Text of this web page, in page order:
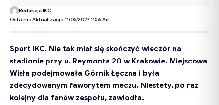
Ostatnia Aktualizacja: 11/05/2022 11:55 Am
Redakcja IKC
Sport IKC. Nie tak miał się skończyć wieczór na
stadionie przy u. Reymonta 20 w Krakowie. Miejscowa
Wisła podejmowała Górnik Łęczna i była
zdecydowanym faworytem meczu. Niestety, po raz
kolejny dla fanów zespołu, zawiodła.